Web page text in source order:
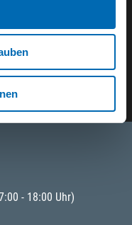
- 18:00 Uhr)